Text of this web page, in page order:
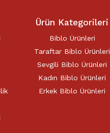
Ürün Kategorileri
Biblo Ürünleri
Taraftar Biblo Ürünleri
Sevgili Biblo Ürünleri
Kadın Biblo Ürünleri
Erkek Biblo Ürünleri